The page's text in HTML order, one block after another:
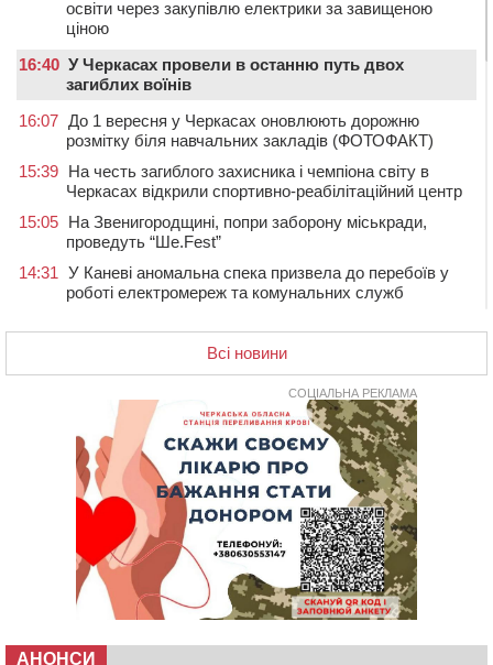
освіти через закупівлю електрики за завищеною
ціною
16:40 У Черкасах провели в останню путь двох
загиблих воїнів
16:07 До 1 вересня у Черкасах оновлюють дорожню
розмітку біля навчальних закладів (ФОТОФАКТ)
15:39 На честь загиблого захисника і чемпіона світу в
Черкасах відкрили спортивно-реабілітаційний центр
15:05 На Звенигородщині, попри заборону міськради,
проведуть “Ше.Fest”
14:31 У Каневі аномальна спека призвела до перебоїв у
роботі електромереж та комунальних служб
зерна нового врожаю
13:40 На Кам’янщині сталася масштабна пожежа
На Черкащині сьогодні очікують грози, зливи, град та
шквали до 22 м/с
Внаслідок падіння вертольота загинув 28-річний
захисник зі Сміли
У центрі Черкас не поділили дорогу водії двох ВАЗів
У Черкасах до середини серпня обмежать рух
транспорту на трьох вулицях
На Черкащині кількість укриттів збільшилась
Всі новини
СОЦІАЛЬНА РЕКЛАМА
АНОНСИ